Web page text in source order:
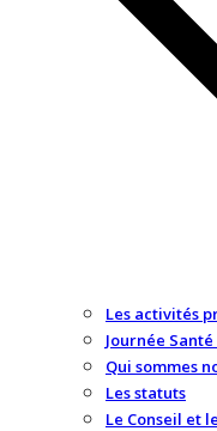
Les activités
Journée
Qui sommes
Les statuts
Le Conseil et